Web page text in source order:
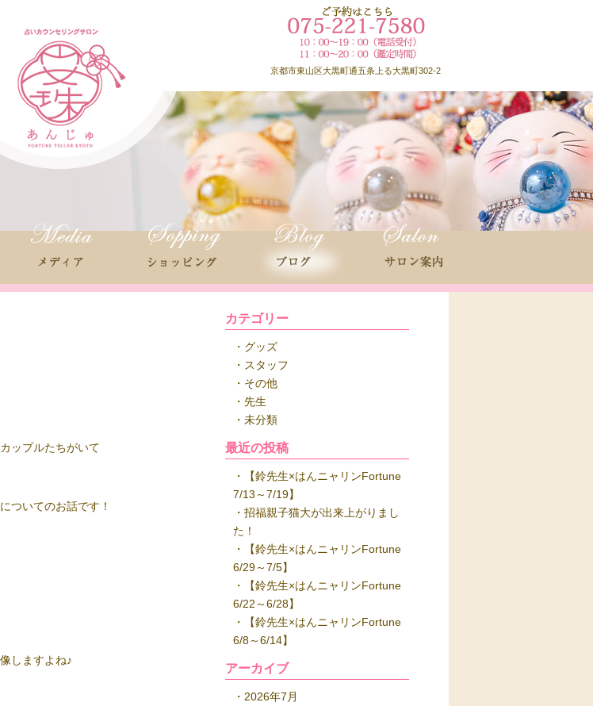
京都市東山区大黒町通五条上る大黒町302-2
ップルたちがいて
ついてのお話です！
しますよね♪
カテゴリー
グッズ
スタッフ
その他
先生
未分類
最近の投稿
【鈴先生×はんニャリンFortune
7/13～7/19】
招福親子猫大が出来上がりまし
た！
【鈴先生×はんニャリンFortune
6/29～7/5】
【鈴先生×はんニャリンFortune
6/22～6/28】
【鈴先生×はんニャリンFortune
6/8～6/14】
アーカイブ
2026年7月